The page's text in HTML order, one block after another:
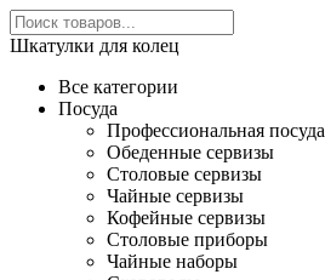
Шкатулки для колец
Все категории
Посуда
Профессиональная посуда
Обеденные сервизы
Столовые сервизы
Чайные сервизы
Кофейные сервизы
Столовые приборы
Чайные наборы